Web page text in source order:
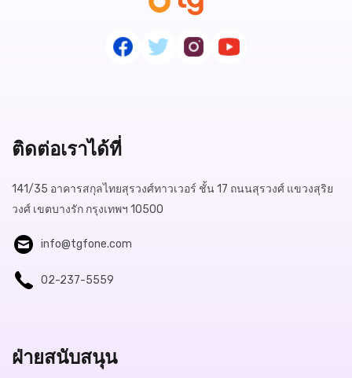
ติดต่อเราได้ที่
141/35 อาคารสกุลไทยสุรวงศ์ทาวเวอร์ ชั้น 17 ถนนสุรวงศ์ แขวงสุริย
วงศ์ เขตบางรัก กรุงเทพฯ 10500
info@tgfone.com
02-237-5559
ฝ่ายสนับสนุน